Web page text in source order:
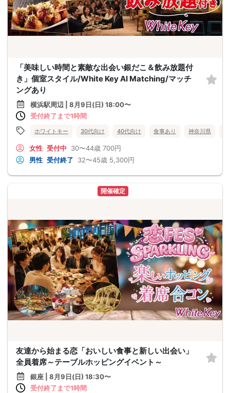
「美味しい時間と素敵な出会い銀だこ＆飲み放題付
き」個室スタイル/White Key AI Matching/マッチ
ングあり
横浜駅周辺 | 8月9日(日) 18:00〜
受付終了まで1時間
ホワイトキー 30代向け 40代向け 食事あり 神奈川県
女性 受付中 30〜44歳 700円
男性 受付終了 32〜45歳 5,300円
開催確定
友達から始まる恋「おいしい食事と新しい出会い」
全員着席～テーブルホッピングイベント～
銀座 | 8月9日(日) 18:30〜
受付終了まで1時間